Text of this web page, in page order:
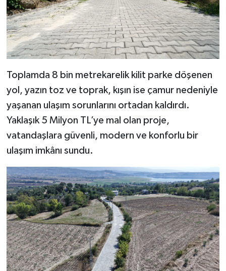
Toplamda 8 bin metrekarelik kilit parke döşenen
yol, yazın toz ve toprak, kışın ise çamur nedeniyle
yaşanan ulaşım sorunlarını ortadan kaldırdı.
Yaklaşık 5 Milyon TL’ye mal olan proje,
vatandaşlara güvenli, modern ve konforlu bir
ulaşım imkânı sundu.
BİLİMNET
Yemek
SİVİL TOPLUM
KİM KİMDİR
ÇEK GÖNDER
HEDEF2020
OTOMOBİL
MİZAH
TARİH